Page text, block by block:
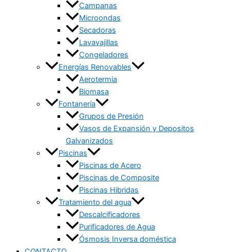
Campanas
Microondas
Secadoras
Lavavajillas
Congeladores
Energías Renovables
Aerotermia
Biomasa
Fontanería
Grupos de Presión
Vasos de Expansión y Depositos
Galvanizados
Piscinas
Piscinas de Acero
Piscinas de Composite
Piscinas Hibridas
Tratamiento del agua
Descalcificadores
Purificadores de Agua
Ósmosis Inversa doméstica